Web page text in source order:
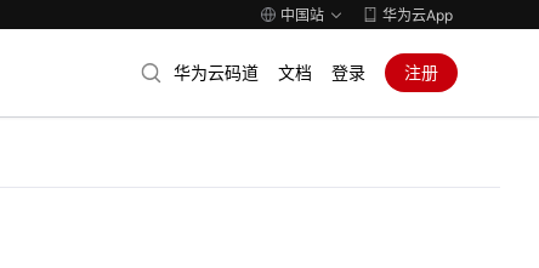
中国站 华为云App
华为云码道 文档 登录 注册